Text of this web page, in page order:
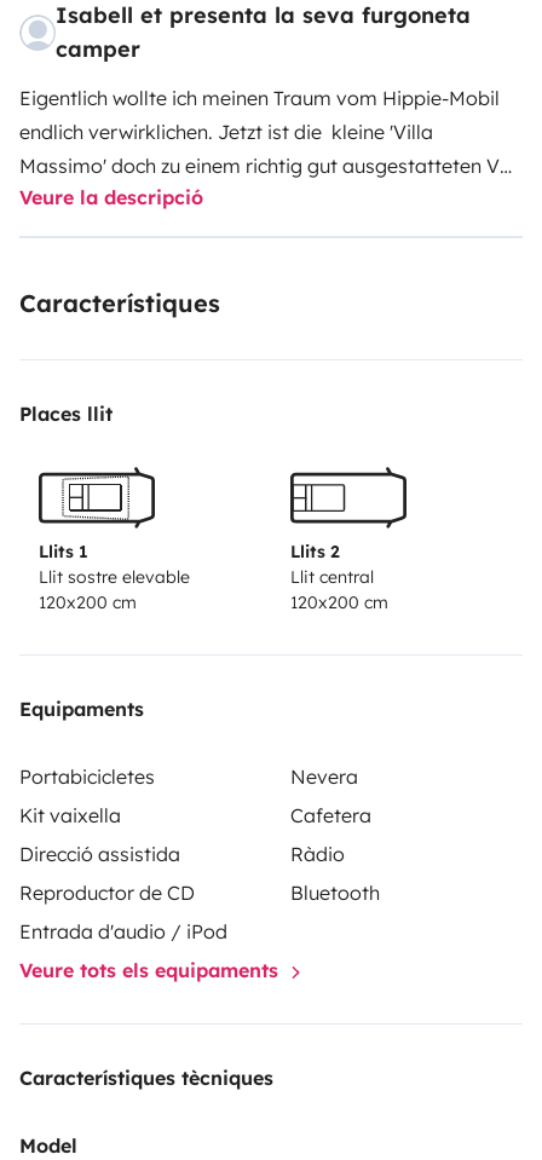
Isabell et presenta la seva furgoneta
camper
Eigentlich wollte ich meinen Traum vom Hippie-Mobil
endlich verwirklichen. Jetzt ist die kleine 'Villa
Massimo' doch zu einem richtig gut ausgestatteten VW
T5 Camper geworden. Einrichtungsfokus: soviel wie
nötig, so wenig wie möglich. Damit möglichst viel Platz
bequeme Schlafsitzbank, die sehr leicht umzubauen ist
Moskitonetzen vor den Fenstern oben und unten kann
Ach ja, und meine Solarpanele auf dem Dach möchte
ich ebensowenig missen wie meinen Original VW-
Fahrradträger (super leicht und funktionell) Gute Fahrt,
ich freu mich auf Gäste! PS: 2025 hat die Villa ein
Facelift bekommen und strahlt jetzt in herrlichem
Veure la descripció
Característiques
Places llit
Llits 1
Llit sostre elevable
120x200 cm
Llits 2
Llit central
120x200 cm
Equipaments
Portabicicletes
Nevera
Kit vaixella
Cafetera
Direcció assistida
Ràdio
Reproductor de CD
Bluetooth
Entrada d'audio / iPod
Veure tots els equipaments
Característiques tècniques
Model